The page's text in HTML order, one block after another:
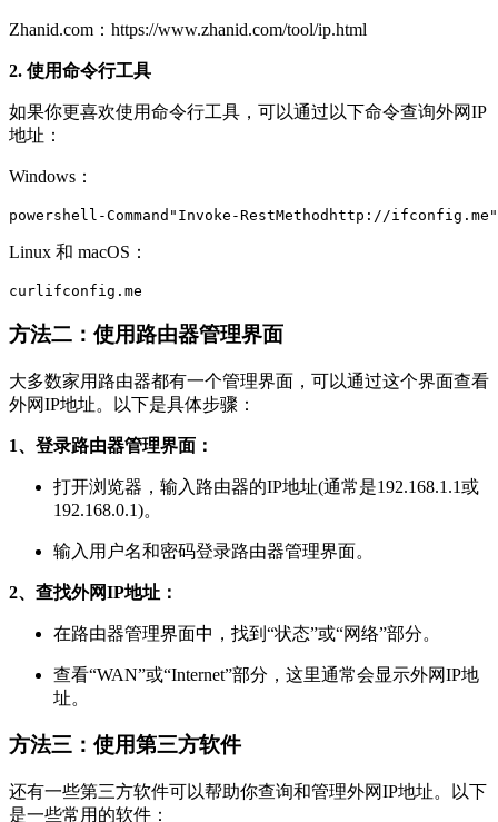
Zhanid.com：https://www.zhanid.com/tool/ip.html
2. 使用命令行工具
如果你更喜欢使用命令行工具，可以通过以下命令查询外网IP
地址：
Windows：
powershell-Command"Invoke-RestMethodhttp://ifconfig.me"
Linux 和 macOS：
curlifconfig.me
方法二：使用路由器管理界面
大多数家用路由器都有一个管理界面，可以通过这个界面查看
外网IP地址。以下是具体步骤：
1、登录路由器管理界面：
打开浏览器，输入路由器的IP地址(通常是192.168.1.1或
192.168.0.1)。
输入用户名和密码登录路由器管理界面。
2、查找外网IP地址：
在路由器管理界面中，找到“状态”或“网络”部分。
查看“WAN”或“Internet”部分，这里通常会显示外网IP地
址。
方法三：使用第三方软件
还有一些第三方软件可以帮助你查询和管理外网IP地址。以下
是一些常用的软件：